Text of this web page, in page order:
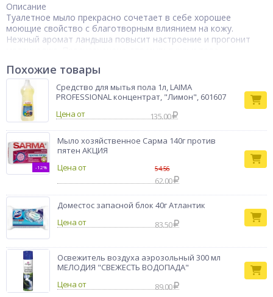
Описание
Туалетное мыло прекрасно сочетает в себе хорошее
моющие свойство с благотворным влиянием на кожу.
Нежный аромат ландыша повысит настроение и прогонит
Состав: натриевые соли жирных кислот пищевых жиров,
пальмового, кокосового масел - 82,8%; вода - 8%;
парфюмерная композиция 0,1%; глицерин - 8%; хлорид натрия
- 05%; антал П-2 - 0,3%; диоксид титана - 0,3%
Похожие товары
Средство для мытья пола 1л, LAIMA
PROFESSIONAL концентрат, "Лимон", 601607
Цена от
135.00
-12%
Мыло хозяйственное Сарма 140г против
пятен АКЦИЯ
Цена от
54.56
62.00
Доместос запасной блок 40г Атлантик
Цена от
83.50
Освежитель воздуха аэрозольный 300 мл
МЕЛОДИЯ "СВЕЖЕСТЬ ВОДОПАДА"
Цена от
89.00